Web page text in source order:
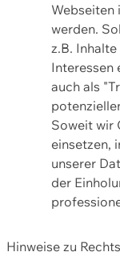
Webseiten
werden.
z.B.
Interessen
auch als
Soweit wir
einsetzen,
unserer
der
Hinweise zu